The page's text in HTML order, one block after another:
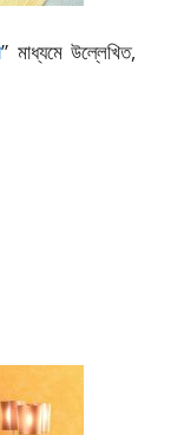
” মাধ্যমে উল্লেখিত,